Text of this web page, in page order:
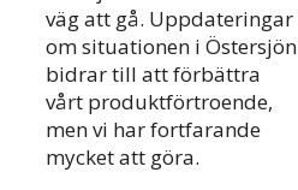
väg att gå. Uppdateringar
om situationen i Östersjön
bidrar till att förbättra
vårt produktförtroende,
men vi har fortfarande
mycket att göra.